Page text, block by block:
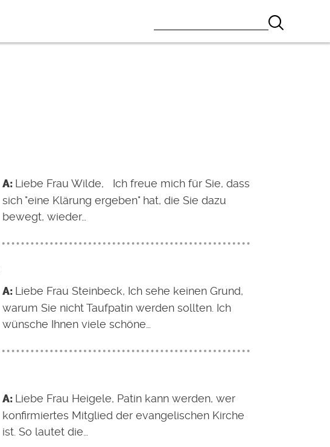
Liebe Frau Wilde, Ich freue mich für Sie, dass
sich "eine Klärung ergeben" hat, die Sie dazu
bewegt, wieder…
Liebe Frau Steinbeck, Ich sehe keinen Grund,
warum Sie nicht Taufpatin werden sollten. Ich
wünsche Ihnen viele schöne…
Liebe Frau Heigele, Patin kann werden, wer
konfirmiertes Mitglied der evangelischen Kirche
ist. So lautet die…